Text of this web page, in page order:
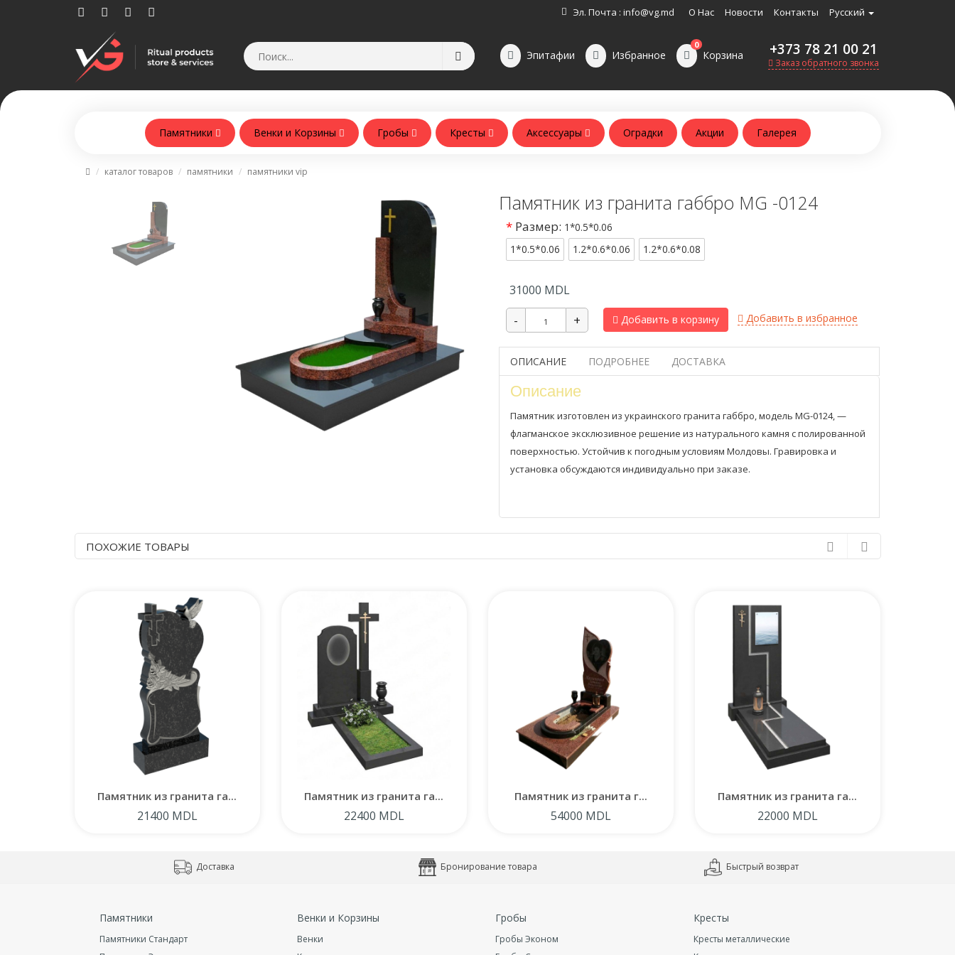
Эл. Почта : info@vg.md О Нас Новости Контакты Русский
Эпитафии Избранное Корзина
0 +373 78 21 00 21
Заказ обратного звонка
Памятники Венки и Корзины Гробы Кресты Аксессуары Оградки Акции Галерея
каталог товаров памятники памятники vip
Памятник из гранита габбро MG -0124
*Размер: 1*0.5*0.06
1*0.5*0.06
1.2*0.6*0.06 1.2*0.6*0.08
31000 MDL
Добавить в корзину Добавить в избранное
ОПИСАНИЕ ПОДРОБНЕЕ ДОСТАВКА
Описание
Памятник изготовлен из украинского гранита габбро, модель MG-0124, —
флагманское эксклюзивное решение из натурального камня с полированной
поверхностью. Устойчив к погодным условиям Молдовы. Гравировка и
установка обсуждаются индивидуально при заказе.
ПОХОЖИЕ ТОВАРЫ
Памятник из гранита га...
21400 MDL
Памятник из гранита га...
22400 MDL
Памятник из гранита г...
54000 MDL
Памятник из гранита га...
22000 MDL
Доставка Бронирование товара Быстрый возврат
Памятники
Памятники Стандарт
Венки и Корзины
Венки
Гробы
Гробы Эконом
Кресты
Кресты металлические